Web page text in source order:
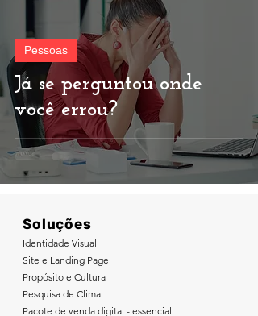
Já se perguntou onde
você errou?
Pessoas
Soluções
Identidade Visual
Site e Landing Page
Propósito e Cultura
Pesquisa de Clima
Pacote de venda digital - essencial